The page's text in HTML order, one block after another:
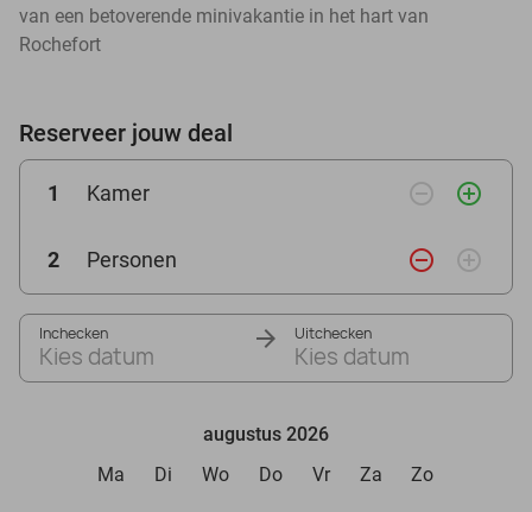
van een betoverende minivakantie in het hart van
Rochefort
Reserveer jouw deal
1 Kamer remove_circle_outline add_circle_outline
2 Personen remove_circle_outline add_circle_outline
Inchecken
Kies datum
Uitchecken
Kies datum
augustus 2026
Ma
Di Wo Do Vr Za Zo